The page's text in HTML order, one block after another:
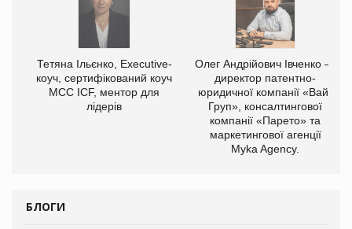
Тетяна Ільєнко, Executive-
коуч, сертифікований коуч
МСС ICF, ментор для
лідерів
Олег Андрійович Івченко —
директор патентно-
юридичної компанії «Вайз
Груп», консалтингової
компанії «Парето» та
маркетингової агенції
Myka Agency.
БЛОГИ